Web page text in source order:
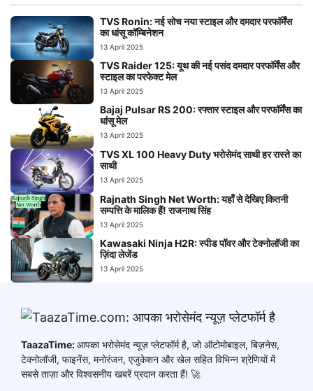
TVS Ronin: नई सोच नया स्टाइल और दमदार परफॉर्मेंस
का धांसू कॉम्बिनेशन
13 April 2025
TVS Raider 125: यूथ की नई पसंद दमदार परफॉर्मेंस और
स्टाइल का परफेक्ट मेल
13 April 2025
Bajaj Pulsar RS 200: रफ्तार स्टाइल और परफॉर्मेंस का
धांसू मेल
13 April 2025
TVS XL 100 Heavy Duty भरोसेमंद साथी हर रास्ते का
साथी
13 April 2025
Rajnath Singh Net Worth: यहाँ से देखिए कितनी
सम्पत्ति के मालिक हैं! राजनाथ सिंह
13 April 2025
Kawasaki Ninja H2R: स्पीड पॉवर और टेक्नोलॉजी का
ज़िंदा लेजेंड
13 April 2025
TaazaTime:आपका भरोसेमंद न्यूज़ प्लेटफॉर्म है, जो ऑटोमोबाइल, बिज़नेस,
टेक्नोलॉजी, फाइनेंस, मनोरंजन, एजुकेशन और खेल सहित विभिन्न श्रेणियों में
सबसे ताज़ा और विश्वसनीय खबरें प्रदान करता हैं! 🚀